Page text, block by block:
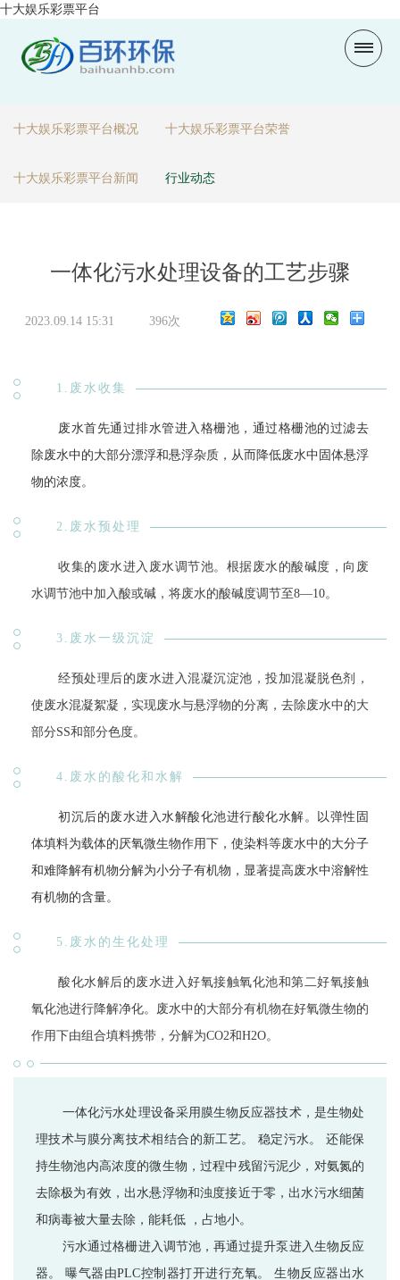
十大娱乐彩票平台
十大娱乐彩票平台概况 十大娱乐彩票平台荣誉
十大娱乐彩票平台新闻 行业动态
一体化污水处理设备的工艺步骤
2023.09.14 15:31 396次
1.废水收集
废水首先通过排水管进入格栅池，通过格栅池的过滤去
除废水中的大部分漂浮和悬浮杂质，从而降低废水中固体悬浮
物的浓度。
2.废水预处理
收集的废水进入废水调节池。根据废水的酸碱度，向废
水调节池中加入酸或碱，将废水的酸碱度调节至8—10。
3.废水一级沉淀
经预处理后的废水进入混凝沉淀池，投加混凝脱色剂，
使废水混凝絮凝，实现废水与悬浮物的分离，去除废水中的大
部分SS和部分色度。
4.废水的酸化和水解
初沉后的废水进入水解酸化池进行酸化水解。以弹性固
体填料为载体的厌氧微生物作用下，使染料等废水中的大分子
和难降解有机物分解为小分子有机物，显著提高废水中溶解性
有机物的含量。
5.废水的生化处理
酸化水解后的废水进入好氧接触氧化池和第二好氧接触
氧化池进行降解净化。废水中的大部分有机物在好氧微生物的
作用下由组合填料携带，分解为CO2和H2O。
一体化污水处理设备采用膜生物反应器技术，是生物处
理技术与膜分离技术相结合的新工艺。 稳定污水。 还能保
持生物池内高浓度的微生物，过程中残留污泥少，对氨氮的
去除极为有效，出水悬浮物和浊度接近于零，出水污水细菌
和病毒被大量去除，能耗低 ，占地小。
污水通过格栅进入调节池，再通过提升泵进入生物反应
器。 曝气器由PLC控制器打开进行充氧。 生物反应器出水